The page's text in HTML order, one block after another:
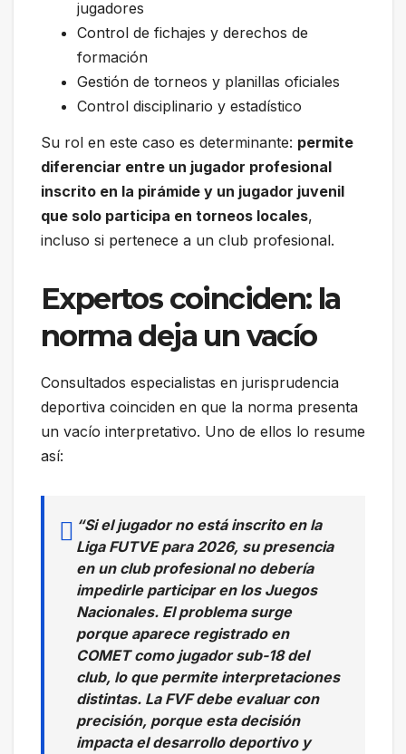
jugadores
Control de fichajes y derechos de
formación
Gestión de torneos y planillas oficiales
Control disciplinario y estadístico
Su rol en este caso es determinante: permite
diferenciar entre un jugador profesional
inscrito en la pirámide y un jugador juvenil
que solo participa en torneos locales,
incluso si pertenece a un club profesional.
Expertos coinciden: la
norma deja un vacío
Consultados especialistas en jurisprudencia
deportiva coinciden en que la norma presenta
un vacío interpretativo. Uno de ellos lo resume
así:
“Si el jugador no está inscrito en la
Liga FUTVE para 2026, su presencia
en un club profesional no debería
impedirle participar en los Juegos
Nacionales. El problema surge
porque aparece registrado en
COMET como jugador sub-18 del
club, lo que permite interpretaciones
distintas. La FVF debe evaluar con
precisión, porque esta decisión
impacta el desarrollo deportivo y